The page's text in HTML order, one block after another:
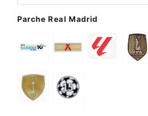
Parche Real Madrid